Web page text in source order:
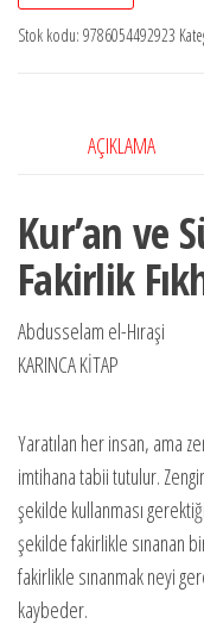
Fıkhı
adet
Stok kodu: 9786054492923
AÇIKLAMA
Kur’an ve
Fakirlik
Abdusselam el-Hıraşi
KARINCA KİTAP
Yaratılan her insan, ama
imtihana tabii tutulur.
şekilde kullanması
şekilde fakirlikle sınanan
fakirlikle sınanmak neyi
kaybeder.